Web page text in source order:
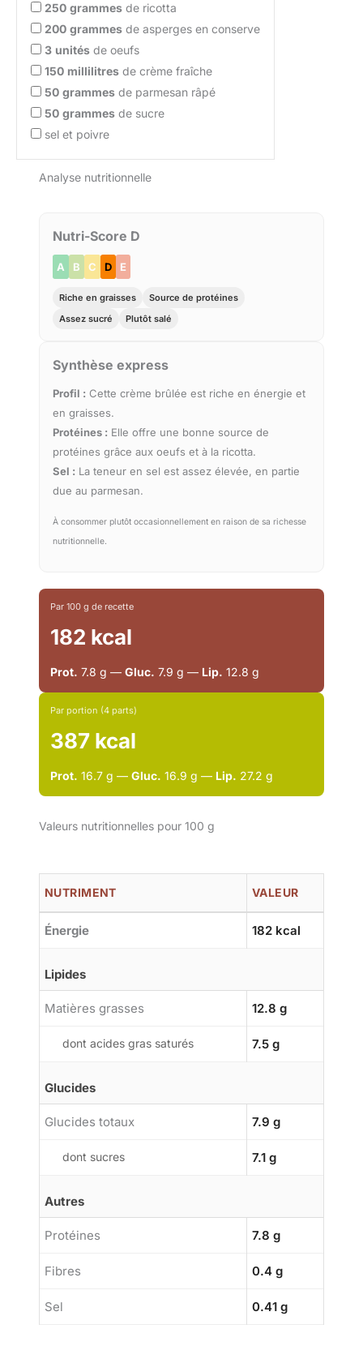
250 grammes de ricotta
200 grammes de asperges en conserve
3 unités de oeufs
150 millilitres de crème fraîche
50 grammes de parmesan râpé
50 grammes de sucre
sel et poivre
Analyse nutritionnelle
Nutri-Score D
A B C D E
Riche en graisses
Source de protéines
Assez sucré
Plutôt salé
Synthèse express
Profil : Cette crème brûlée est riche en énergie et
en graisses.
Protéines : Elle offre une bonne source de
protéines grâce aux oeufs et à la ricotta.
Sel : La teneur en sel est assez élevée, en partie
due au parmesan.
À consommer plutôt occasionnellement en raison de sa richesse
nutritionnelle.
Par 100 g de recette
182 kcal
Prot. 7.8 g — Gluc. 7.9 g — Lip. 12.8 g
Par portion (4 parts)
387 kcal
Prot. 16.7 g — Gluc. 16.9 g — Lip. 27.2 g
Valeurs nutritionnelles pour 100 g
NUTRIMENT VALEUR
Énergie 182 kcal
Lipides
Matières grasses 12.8 g
dont acides gras saturés 7.5 g
Glucides
Glucides totaux 7.9 g
dont sucres 7.1 g
Autres
Protéines 7.8 g
Fibres 0.4 g
Sel 0.41 g